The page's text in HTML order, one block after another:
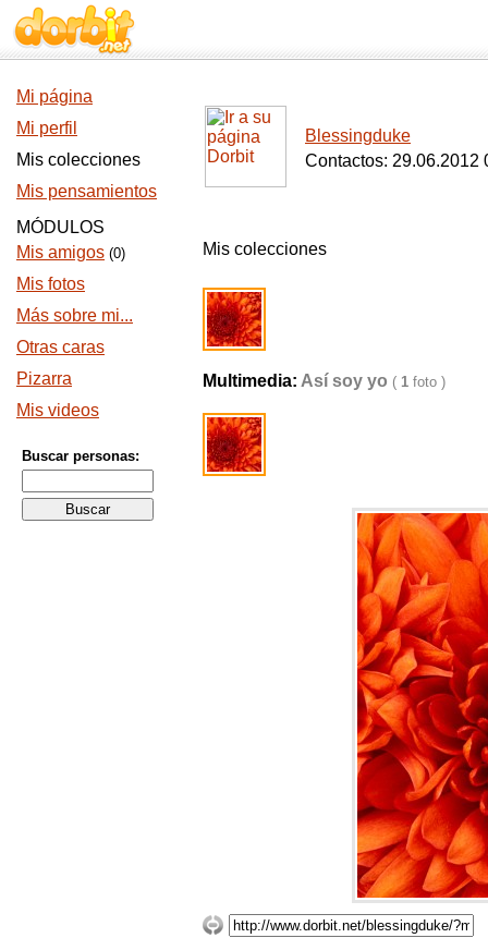
Mi página
Mi perfil
Mis colecciones
Mis pensamientos
MÓDULOS
Mis amigos (0)
Mis fotos
Más sobre mi...
Otras caras
Pizarra
Mis videos
Buscar personas:
Blessingduke
Contactos: 29.06.2012
Mis colecciones
Multimedia: Así soy yo ( 1 foto )